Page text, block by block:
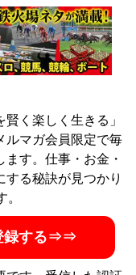
く楽しく生きる」
ルマガ会員限定で毎
す。仕事・お金・
る秘訣が見つかり
録する⇒⇒